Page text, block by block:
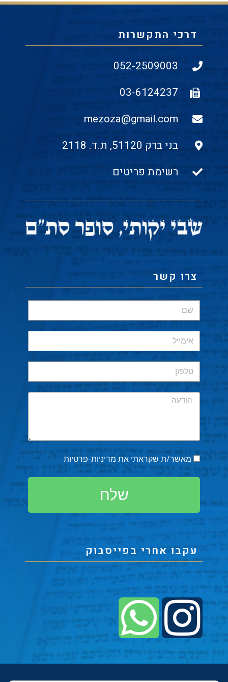
דרכי התקשרות
052-2509003
03-6124237
mezoza@gmail.com
בני ברק 51120, ת.ד. 2118
רשימת פריטים
צרו קשר
מאשר/ת שקראתי את מדיניות-פרטיות
שלח
עקבו אחרי בפייסבוק